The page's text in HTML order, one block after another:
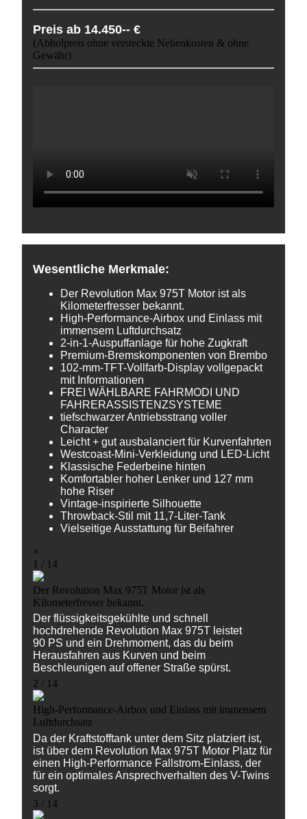
Preis ab 14.450-- €
(Abholpreis ohne versteckte Nebenkosten & ohne
Gewähr)
Wesentliche Merkmale:
Der Revolution Max 975T Motor ist als
Kilometerfresser bekannt.
High-Performance-Airbox und Einlass mit
immensem Luftdurchsatz
2-in-1-Auspuffanlage für hohe Zugkraft
Premium-Bremskomponenten von Brembo
102-mm-TFT-Vollfarb-Display vollgepackt
mit Informationen
FREI WÄHLBARE FAHRMODI UND
FAHRERASSISTENZSYSTEME
tiefschwarzer Antriebsstrang voller
Character
Leicht + gut ausbalanciert für Kurvenfahrten
Westcoast-Mini-Verkleidung und LED-Licht
Klassische Federbeine hinten
Komfortabler hoher Lenker und 127 mm
hohe Riser
Vintage-inspirierte Silhouette
Throwback-Stil mit 11,7-Liter-Tank
Vielseitige Ausstattung für Beifahrer
×
1 / 14
Der Revolution Max 975T Motor ist als
Kilometerfresser bekannt.
Der flüssigkeitsgekühlte und schnell
hochdrehende Revolution Max 975T leistet
90 PS und ein Drehmoment, das du beim
Herausfahren aus Kurven und beim
Beschleunigen auf offener Straße spürst.
2 / 14
High-Performance-Airbox und Einlass mit immensem
Luftdurchsatz
Da der Kraftstofftank unter dem Sitz platziert ist,
ist über dem Revolution Max 975T Motor Platz für
einen High-Performance Fallstrom-Einlass, der
für ein optimales Ansprechverhalten des V-Twins
sorgt.
3 / 14